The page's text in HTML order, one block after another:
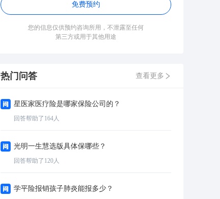
免费预约
您的信息仅供预约咨询所用，不泄露至任何
第三方或用于其他用途
热门问答 查看更多
星医家医疗险是哪家保险公司的？
回答帮助了 164人
光明一生慧选版具体保哪些？
回答帮助了 120人
学平险报销孩子肺炎能报多少？